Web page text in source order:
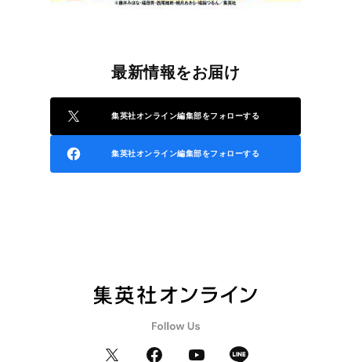
最新情報をお届け
集英社オンライン編集部をフォローする
集英社オンライン編集部をフォローする